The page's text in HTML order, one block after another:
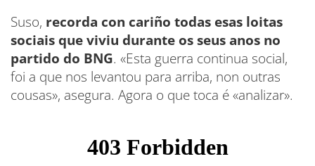
Suso, recorda con cariño todas esas loitas
sociais que viviu durante os seus anos no
partido do BNG. «Esta guerra continua social,
foi a que nos levantou para arriba, non outras
cousas», asegura. Agora o que toca é «analizar».